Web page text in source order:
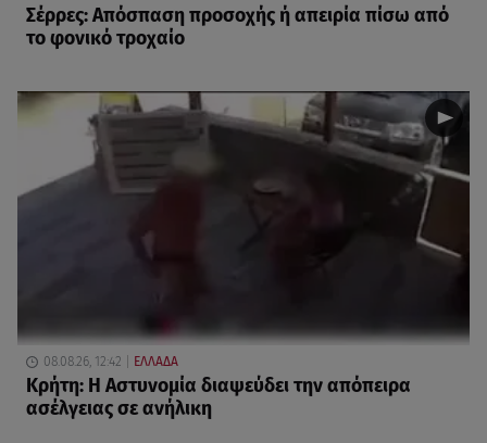
Σέρρες: Απόσπαση προσοχής ή απειρία πίσω από
το φονικό τροχαίο
08.08.26, 12:42 ΕΛΛΑΔΑ
Κρήτη: Η Αστυνομία διαψεύδει την απόπειρα
ασέλγειας σε ανήλικη